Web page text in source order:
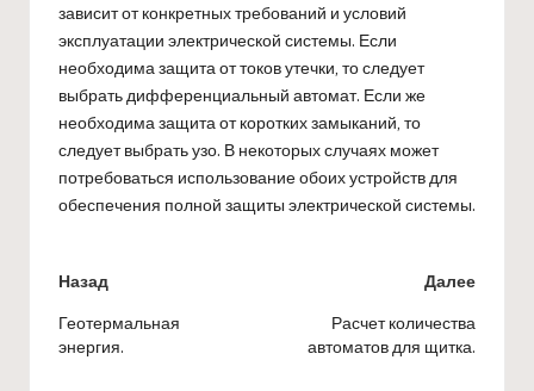
зависит от конкретных требований и условий
эксплуатации электрической системы. Если
необходима защита от токов утечки, то следует
выбрать дифференциальный автомат. Если же
необходима защита от коротких замыканий, то
следует выбрать узо. В некоторых случаях может
потребоваться использование обоих устройств для
обеспечения полной защиты электрической системы.
Навигация
по
записям
Назад
Геотермальная
энергия.
Далее
Расчет количества
автоматов для щитка.